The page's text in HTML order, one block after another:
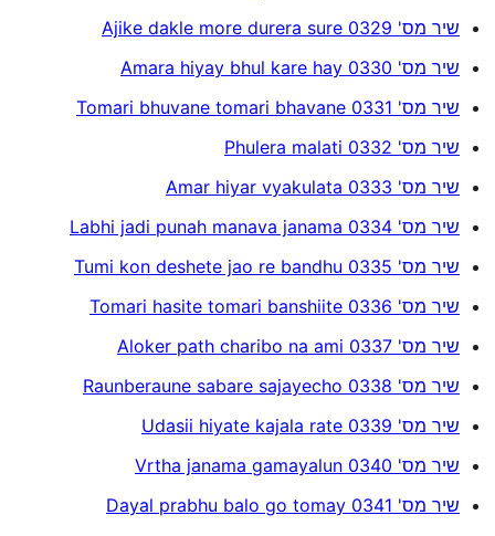
שיר מס' 0329 Ajike dakle more durera sure
שיר מס' 0330 Amara hiyay bhul kare hay
שיר מס' 0331 Tomari bhuvane tomari bhavane
שיר מס' 0332 Phulera malati
שיר מס' 0333 Amar hiyar vyakulata
שיר מס' 0334 Labhi jadi punah manava janama
שיר מס' 0335 Tumi kon deshete jao re bandhu
שיר מס' 0336 Tomari hasite tomari banshiite
שיר מס' 0337 Aloker path charibo na ami
שיר מס' 0338 Raunberaune sabare sajayecho
שיר מס' 0339 Udasii hiyate kajala rate
שיר מס' 0340 Vrtha janama gamayalun
שיר מס' 0341 Dayal prabhu balo go tomay